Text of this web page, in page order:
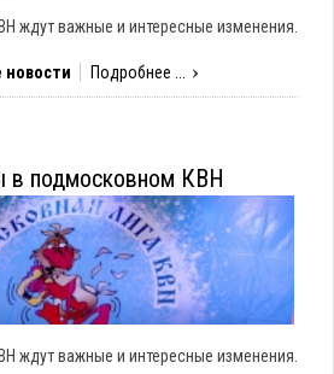
ждут важные и интересные изменения.
новости Подробнее ...
в подмосковном КВН
ждут важные и интересные изменения.